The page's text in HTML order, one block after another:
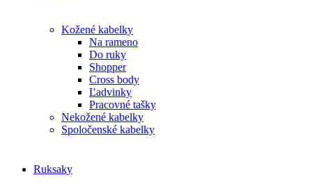
Kožené kabelky
Na rameno
Do ruky
Shopper
Cross body
Ľadvinky
Pracovné tašky
Nekožené kabelky
Spoločenské kabelky
Ruksaky